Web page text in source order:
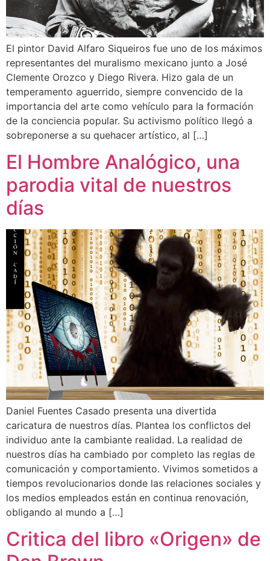
El pintor David Alfaro Siqueiros fue uno de los máximos
representantes del muralismo mexicano junto a José
Clemente Orozco y Diego Rivera. Hizo gala de un
temperamento aguerrido, siempre convencido de la
importancia del arte como vehículo para la formación
de la conciencia popular. Su activismo político llegó a
sobreponerse a su quehacer artístico, al […]
El Hombre Analógico, una
parodia vital de nuestros
días
Daniel Fuentes Casado presenta una divertida
caricatura de nuestros días. Plantea los conflictos del
individuo ante la cambiante realidad. La realidad de
nuestros días ha cambiado por completo las reglas de
comunicación y comportamiento. Vivimos sometidos a
tiempos revolucionarios donde las relaciones sociales y
los medios empleados están en continua renovación,
obligando al mundo a […]
Critica del libro «Origen» de